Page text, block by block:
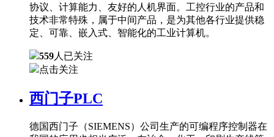
协议、计算能力、友好的人机界面。工控行业的产品和
技术非常特殊，属于中间产品，是为其他各行业提供稳
定、可靠、嵌入式、智能化的工业计算机。
559人已关注
点击关注
西门子PLC
德国西门子（SIEMENS）公司生产的可编程序控制器在